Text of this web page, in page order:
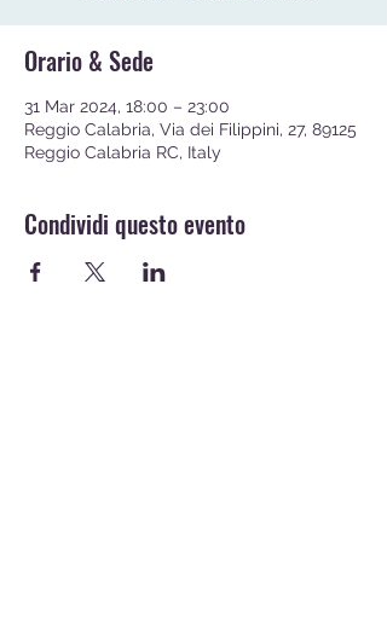
Orario & Sede
31 Mar 2024, 18:00 – 23:00
Reggio Calabria, Via dei Filippini, 27, 89125
Reggio Calabria RC, Italy
Condividi questo evento